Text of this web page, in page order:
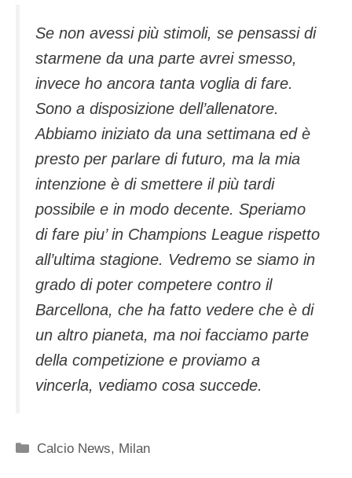
Se non avessi più stimoli, se pensassi di
starmene da una parte avrei smesso,
invece ho ancora tanta voglia di fare.
Sono a disposizione dell’allenatore.
Abbiamo iniziato da una settimana ed è
presto per parlare di futuro, ma la mia
intenzione è di smettere il più tardi
possibile e in modo decente. Speriamo
di fare piu’ in Champions League rispetto
all’ultima stagione. Vedremo se siamo in
grado di poter competere contro il
Barcellona, che ha fatto vedere che è di
un altro pianeta, ma noi facciamo parte
della competizione e proviamo a
vincerla, vediamo cosa succede.
Categorie
Calcio News, Milan